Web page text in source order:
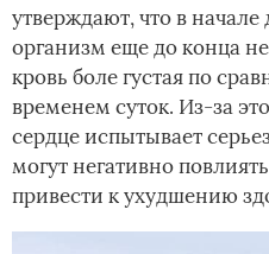
утверждают, что в
организм еще до конца
кровь боле густая по
временем суток. Из-за
сердце испытывает
могут негативно
привести к ухудшению